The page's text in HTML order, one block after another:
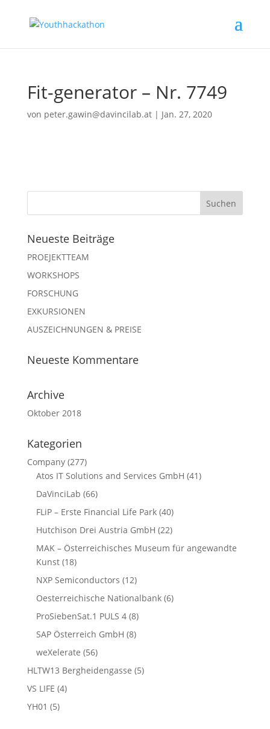
Fit-generator – Nr. 7749
von peter.gawin@davincilab.at| Jan. 27, 2020
Neueste Beiträge
PROEJEKTTEAM
WORKSHOPS
FORSCHUNG
EXKURSIONEN
AUSZEICHNUNGEN & PREISE
Neueste Kommentare
Archive
Oktober 2018
Kategorien
Company(277)
Atos IT Solutions and Services GmbH (41)
DaVinciLab (66)
FLiP – Erste Financial Life Park(40)
Hutchison Drei Austria GmbH (22)
MAK – Österreichisches Museum für angewandte
Kunst(18)
NXP Semiconductors (12)
Oesterreichische Nationalbank(6)
ProSiebenSat.1 PULS 4(8)
SAP Österreich GmbH (8)
weXelerate (56)
HLTW13 Bergheidengasse (5)
VS LIFE (4)
YH01 (5)